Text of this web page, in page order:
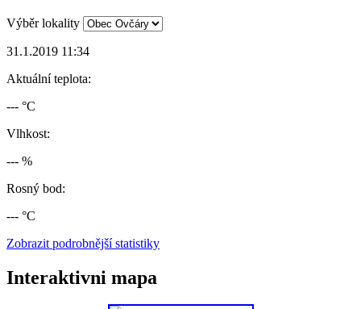
Výběr lokality
31.1.2019 11:34
Aktuální teplota:
--- °C
Vlhkost:
--- %
Rosný bod:
--- °C
Zobrazit podrobnější statistiky
Interaktivni mapa